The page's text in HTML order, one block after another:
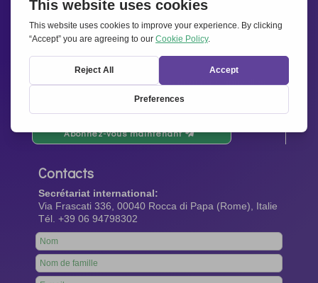
Faites un don maintenant
Newsletter
Restez au courant de toutes les dernières nouvelles
Abonnez-vous maintenant
Contacts
Secrétariat international:
Via Frascati 336, 00040 Rocca di Papa (Rome), Italie
Tél. +39 06 94798302
Leave
this
field
blank